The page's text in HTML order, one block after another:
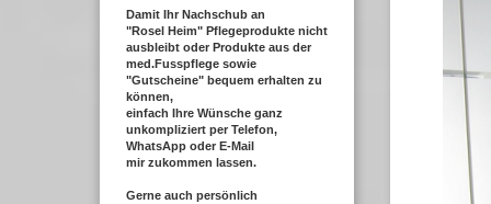
Damit Ihr Nachschub an
"Rosel Heim" Pflegeprodukte nicht
ausbleibt oder Produkte aus der
med.Fusspflege sowie
"Gutscheine" bequem erhalten zu
können,
einfach Ihre Wünsche ganz
unkompliziert per Telefon,
WhatsApp oder E-Mail
mir zukommen lassen.
Gerne auch persönlich